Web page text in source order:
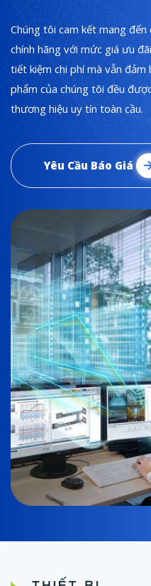
Chúng tôi cam kết mang
chính hãng với mức giá ưu
tiết kiệm chi phí mà vẫn đảm
phẩm của chúng tôi đều
thương hiệu uy tín toàn cầu.
Yêu Cầu Báo Giá